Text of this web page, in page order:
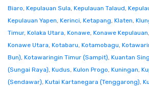
Biaro, Kepulauan Sula, Kepulauan Talaud,
Kepulauan Yapen, Kerinci, Ketapang, Klaten,
Timur, Kolaka Utara, Konawe, Konawe Kepulauan,
Konawe Utara, Kotabaru, Kotamobagu,
Bun), Kotawaringin Timur (Sampit), Kuantan
(Sungai Raya), Kudus, Kulon Progo, Kuningan,
(Sendawar), Kutai Kartanegara (Tenggarong),